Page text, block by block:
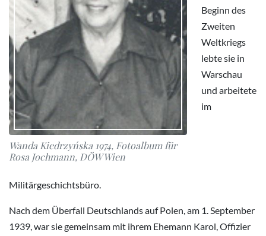
Wanda Kiedrzyńska 1974, Fotoalbum für
Rosa Jochmann, DÖW Wien
Beginn des
Zweiten
Weltkriegs
lebte sie in
Warschau
und arbeitete
im
Militärgeschichtsbüro.
Nach dem Überfall Deutschlands auf Polen, am 1. September
1939, war sie gemeinsam mit ihrem Ehemann Karol, Offizier